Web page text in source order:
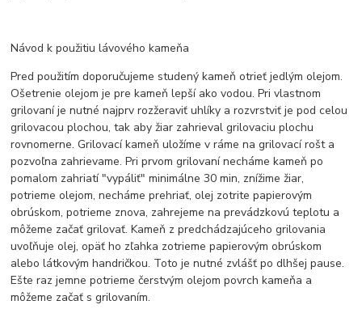
Návod k použitiu lávového kameňa
Pred použitím doporučujeme studený kameň otrieť jedlým olejom.
Ošetrenie olejom je pre kameň lepší ako vodou. Pri vlastnom
grilovaní je nutné najprv rozžeraviť uhlíky a rozvrstviť je pod celou
grilovacou plochou, tak aby žiar zahrieval grilovaciu plochu
rovnomerne. Grilovací kameň uložíme v ráme na grilovací rošt a
pozvoľna zahrievame. Pri prvom grilovaní necháme kameň po
pomalom zahriatí "vypáliť" minimálne 30 min, znížime žiar,
potrieme olejom, necháme prehriať, olej zotrite papierovým
obrúskom, potrieme znova, zahrejeme na prevádzkovú teplotu a
môžeme začať grilovať. Kameň z predchádzajúceho grilovania
uvoľňuje olej, opäť ho zľahka zotrieme papierovým obrúskom
alebo látkovým handričkou. Toto je nutné zvlášť po dlhšej pause.
Ešte raz jemne potrieme čerstvým olejom povrch kameňa a
môžeme začať s grilovaním.